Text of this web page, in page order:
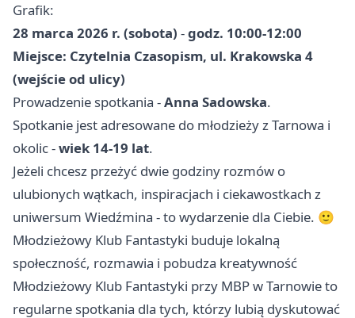
Grafik:
28 marca 2026 r. (sobota) -godz. 10:00-12:00
Miejsce: Czytelnia Czasopism, ul. Krakowska 4
(wejście od ulicy)
Prowadzenie spotkania -Anna Sadowska.
Spotkanie jest adresowane do młodzieży z Tarnowa i
okolic -wiek 14-19 lat.
Jeżeli chcesz przeżyć dwie godziny rozmów o
ulubionych wątkach, inspiracjach i ciekawostkach z
uniwersum Wiedźmina - to wydarzenie dla Ciebie. 🙂
Młodzieżowy Klub Fantastyki buduje lokalną
społeczność, rozmawia i pobudza kreatywność
Młodzieżowy Klub Fantastyki przy MBP w Tarnowie to
regularne spotkania dla tych, którzy lubią dyskutować